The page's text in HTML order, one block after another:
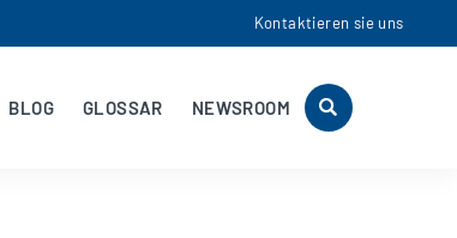
Kontaktieren sie uns
BLOG GLOSSAR NEWSROOM